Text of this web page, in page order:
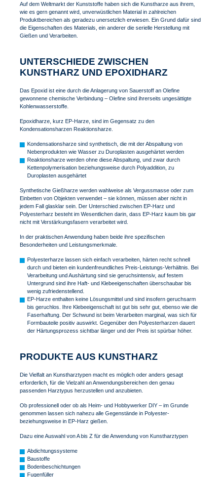
Auf dem Weltmarkt der Kunststoffe haben sich die Kunstharze aus ihrem,
wie es gern genannt wird, unverwüstlichen Material in zahlreichen
Produktbereichen als geradezu unersetzlich erwiesen. Ein Grund dafür sind
die Eigenschaften des Materials, ein anderer die serielle Herstellung mit
Gießen und Verarbeiten.
UNTERSCHIEDE ZWISCHEN
KUNSTHARZ UND EPOXIDHARZ
Das Epoxid ist eine durch die Anlagerung von Sauerstoff an Olefine
gewonnene chemische Verbindung – Olefine sind ihrerseits ungesättigte
Kohlenwasserstoffe.
Epoxidharze, kurz EP-Harze, sind im Gegensatz zu den
Kondensationsharzen Reaktionsharze.
Kondensationsharze sind synthetisch, die mit der Abspaltung von
Nebenprodukten wie Wasser zu Duroplasten ausgehärtet werden
Reaktionsharze werden ohne diese Abspaltung, und zwar durch
Kettenpolymerisation beziehungsweise durch Polyaddition, zu
Duroplasten ausgehärtet
Synthetische Gießharze werden wahlweise als Vergussmasse oder zum
Einbetten von Objekten verwendet – sie können, müssen aber nicht in
jedem Fall glasklar sein. Der Unterschied zwischen EP-Harz und
Polyesterharz besteht im Wesentlichen darin, dass EP-Harz kaum bis gar
nicht mit Verstärkungsfasern verarbeitet wird.
In der praktischen Anwendung haben beide ihre spezifischen
Besonderheiten und Leistungsmerkmale.
Polyesterharze lassen sich einfach verarbeiten, härten recht schnell
durch und bieten ein kundenfreundliches Preis-Leistungs-Verhältnis. Bei
Verarbeitung und Aushärtung sind sie geruchsintensiv, auf festem
Untergrund sind ihre Haft- und Klebeeigenschaften überschaubar bis
wenig zufriedenstellend.
EP-Harze enthalten keine Lösungsmittel und sind insofern geruchsarm
bis geruchlos. Ihre Klebeeigenschaft ist gut bis sehr gut, ebenso wie die
Faserhaftung. Der Schwund ist beim Verarbeiten marginal, was sich für
Formbauteile positiv auswirkt. Gegenüber den Polyesterharzen dauert
der Härtungsprozess sichtbar länger und der Preis ist spürbar höher.
PRODUKTE AUS KUNSTHARZ
Die Vielfalt an Kunstharztypen macht es möglich oder anders gesagt
erforderlich, für die Vielzahl an Anwendungsbereichen den genau
passenden Harztypus herzustellen und anzubieten.
Ob professionell oder ob als Heim- und Hobbywerker DIY – im Grunde
genommen lassen sich nahezu alle Gegenstände in Polyester-
beziehungsweise in EP-Harz gießen.
Dazu eine Auswahl von A bis Z für die Anwendung von Kunstharztypen
Abdichtungssysteme
Baustoffe
Bodenbeschichtungen
Fugenfüller